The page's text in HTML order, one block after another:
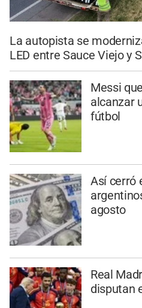
La autopista se
LED entre Sauce Viejo y
Messi
alcanzar
fútbol
Así cerró
agosto
Real
disputan